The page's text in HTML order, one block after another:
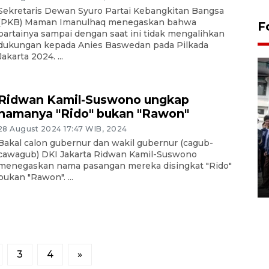
Dewan Syuro Partai Kebangkitan Bangsa
Maman Imanulhaq menegaskan bahwa
sampai dengan saat ini tidak mengalihkan
kepada Anies Baswedan pada Pilkada
2024. ...
Kamil-Suswono ungkap
"Rido" bukan "Rawon"
August 2024 17:47 WIB, 2024
calon gubernur dan wakil gubernur (cagub-
DKI Jakarta Ridwan Kamil-Suswono
nama pasangan mereka disingkat "Rido"
"Rawon". ...
3 4 »
BPJS Kesehatan Yogyakarta
perkuat sinergi dengan
ANTARA Biro DIY
03 August 2026 17:24 WIB